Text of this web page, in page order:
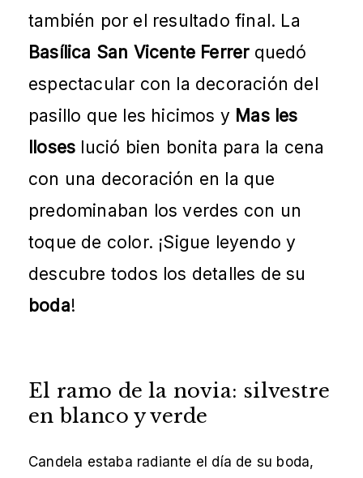
también por el resultado final. La
Basílica San Vicente Ferrer quedó
espectacular con la decoración del
pasillo que les hicimos y Mas les
lloses lució bien bonita para la cena
con una decoración en la que
predominaban los verdes con un
toque de color. ¡Sigue leyendo y
descubre todos los detalles de su
boda!
El ramo de la novia: silvestre
en blanco y verde
Candela estaba radiante el día de su boda,